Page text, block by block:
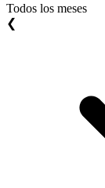
Todos los meses
❮